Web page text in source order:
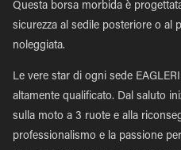
Questa borsa morbida è
sicurezza al sedile posteriore o al
noleggiata.
Le vere star di ogni sede
altamente qualificato. Dal saluto
sulla moto a 3 ruote e alla
professionalismo e la passione